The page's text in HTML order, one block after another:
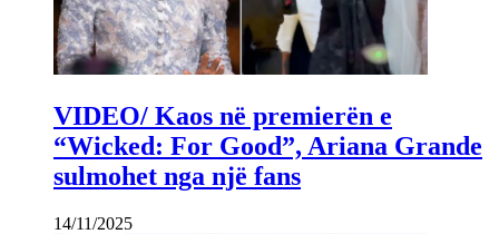
VIDEO/ Kaos në premierën e
“Wicked: For Good”, Ariana Grande
sulmohet nga një fans
14/11/2025